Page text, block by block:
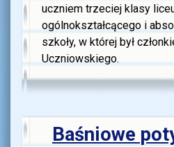
uczniem trzeciej klasy
ogólnokształcącego i
szkoły, w której był
Uczniowskiego.
Baśniowe